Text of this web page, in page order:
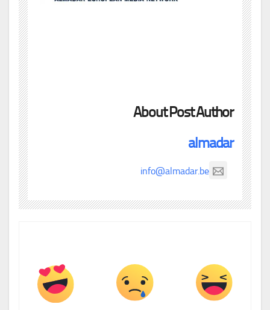
About Post Author
almadar
info@almadar.be